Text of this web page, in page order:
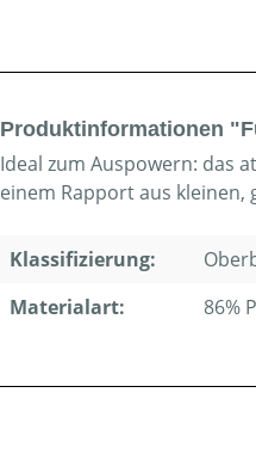
Produktinformationen
Ideal zum Auspowern: das
einem Rapport aus kleinen,
Klassifizierung:
Materialart:
86%